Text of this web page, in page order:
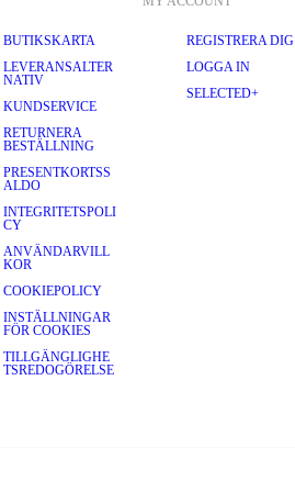
BUTIKSKARTA
LEVERANSALTER
NATIV
KUNDSERVICE
RETURNERA
BESTÄLLNING
PRESENTKORTSS
ALDO
INTEGRITETSPOLI
CY
ANVÄNDARVILL
KOR
COOKIEPOLICY
INSTÄLLNINGAR
FÖR COOKIES
TILLGÄNGLIGHE
TSREDOGÖRELSE
REGISTRERA DIG
LOGGA IN
SELECTED+